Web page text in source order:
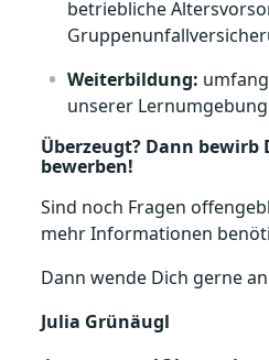
betriebliche
Weiterbildung:
unserer
Überzeugt? Dann
bewerben!
Sind noch Fragen
mehr Informationen
Dann wende Dich gerne
Julia Grünäugl